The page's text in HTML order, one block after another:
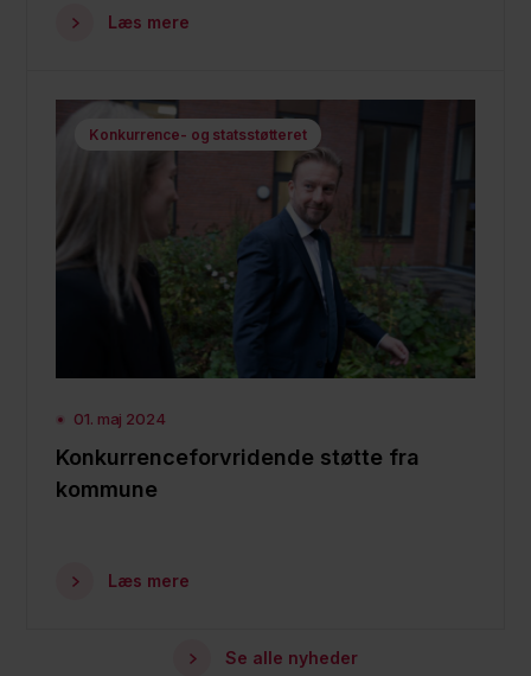
Læs mere
Konkurrence- og statsstøtteret
01. maj 2024
Konkurrenceforvridende støtte fra
kommune
Læs mere
Se alle nyheder